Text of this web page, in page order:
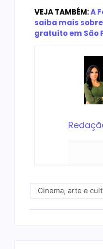
VEJA TAMBÉM:A
saiba mais
gratuito em São
Cinema, arte e